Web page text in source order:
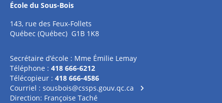
École du Sous-Bois
143, rue des Feux-Follets
Québec (Québec) G1B 1K8
Secrétaire d’école : Mme Émilie Lemay
Téléphone : 418 666-6212
Télécopieur : 418 666-4586
Courriel : sousbois@cssps.gouv.qc.ca
Direction: Françoise Taché